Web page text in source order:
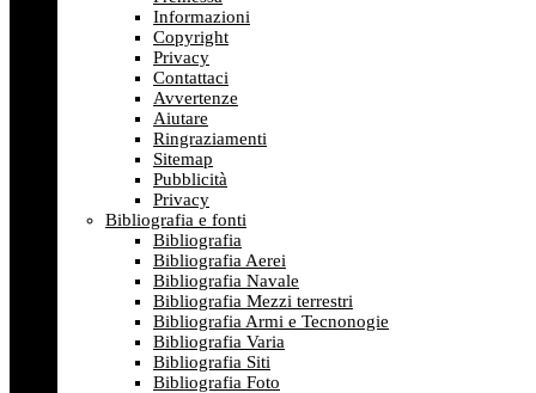
Informazioni
Copyright
Privacy
Contattaci
Avvertenze
Aiutare
Ringraziamenti
Sitemap
Pubblicità
Privacy
Bibliografia e fonti
Bibliografia
Bibliografia Aerei
Bibliografia Navale
Bibliografia Mezzi terrestri
Bibliografia Armi e Tecnonogie
Bibliografia Varia
Bibliografia Siti
Bibliografia Foto